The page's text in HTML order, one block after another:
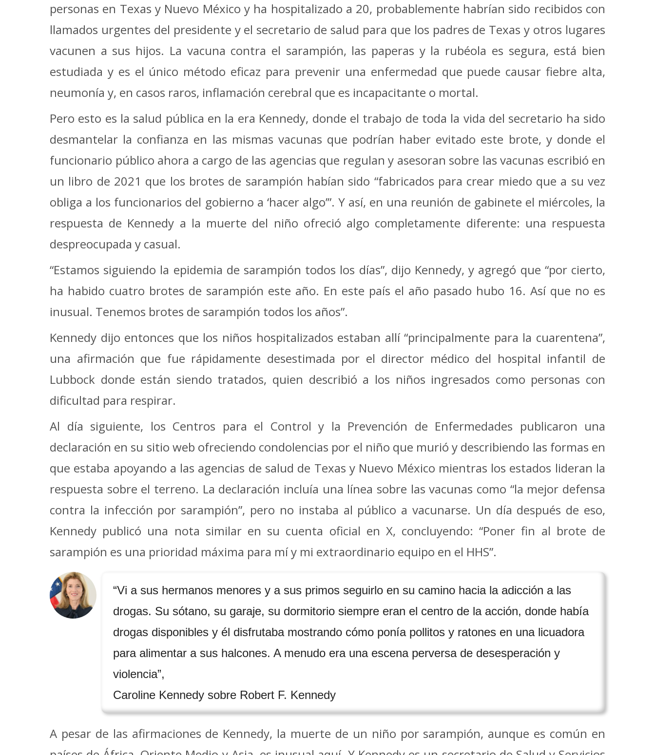
personas en Texas y Nuevo México y ha hospitalizado a 20, probablemente habrían sido recibidos con
llamados urgentes del presidente y el secretario de salud para que los padres de Texas y otros lugares
vacunen a sus hijos. La vacuna contra el sarampión, las paperas y la rubéola es segura, está bien
estudiada y es el único método eficaz para prevenir una enfermedad que puede causar fiebre alta,
neumonía y, en casos raros, inflamación cerebral que es incapacitante o mortal.
Pero esto es la salud pública en la era Kennedy, donde el trabajo de toda la vida del secretario ha sido
desmantelar la confianza en las mismas vacunas que podrían haber evitado este brote, y donde el
funcionario público ahora a cargo de las agencias que regulan y asesoran sobre las vacunas escribió en
un libro de 2021 que los brotes de sarampión habían sido “fabricados para crear miedo que a su vez
obliga a los funcionarios del gobierno a ‘hacer algo’”. Y así, en una reunión de gabinete el miércoles, la
respuesta de Kennedy a la muerte del niño ofreció algo completamente diferente: una respuesta
despreocupada y casual.
“Estamos siguiendo la epidemia de sarampión todos los días”, dijo Kennedy, y agregó que “por cierto,
ha habido cuatro brotes de sarampión este año. En este país el año pasado hubo 16. Así que no es
inusual. Tenemos brotes de sarampión todos los años”.
Kennedy dijo entonces que los niños hospitalizados estaban allí “principalmente para la cuarentena”,
una afirmación que fue rápidamente desestimada por el director médico del hospital infantil de
Lubbock donde están siendo tratados, quien describió a los niños ingresados ​​como personas con
dificultad para respirar.
Al día siguiente, los Centros para el Control y la Prevención de Enfermedades publicaron una
declaración en su sitio web ofreciendo condolencias por el niño que murió y describiendo las formas en
que estaba apoyando a las agencias de salud de Texas y Nuevo México mientras los estados lideran la
respuesta sobre el terreno. La declaración incluía una línea sobre las vacunas como “la mejor defensa
contra la infección por sarampión”, pero no instaba al público a vacunarse. Un día después de eso,
Kennedy publicó una nota similar en su cuenta oficial en X, concluyendo: “Poner fin al brote de
sarampión es una prioridad máxima para mí y mi extraordinario equipo en el HHS”.
“Vi a sus hermanos menores y a sus primos seguirlo en su camino hacia la adicción a las
drogas. Su sótano, su garaje, su dormitorio siempre eran el centro de la acción, donde había
drogas disponibles y él disfrutaba mostrando cómo ponía pollitos y ratones en una licuadora
para alimentar a sus halcones. A menudo era una escena perversa de desesperación y
violencia”,
Caroline Kennedy sobre Robert F. Kennedy
A pesar de las afirmaciones de Kennedy, la muerte de un niño por sarampión, aunque es común en